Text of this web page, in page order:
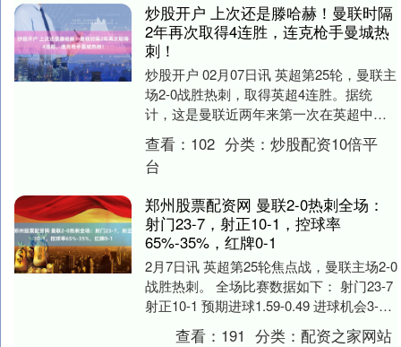
炒股开户 上次还是滕哈赫！曼联时隔
2年再次取得4连胜，连克枪手曼城热
刺！
炒股开户 02月07日讯 英超第25轮，曼联主
场2-0战胜热刺，取得英超4连胜。据统
计，这是曼联近两年来第一次在英超中取
得4连胜。 曼联上一次英超4连胜，还要
追....
查看： 102 分类： 炒股配资10倍平
台
郑州股票配资网 曼联2-0热刺全场：
射门23-7，射正10-1，控球率
65%-35%，红牌0-1
2月7日讯 英超第25轮焦点战，曼联主场2-0
战胜热刺。 全场比赛数据如下： 射门23-7
射正10-1 预期进球1.59-0.49 进球机会3-1
控球率65....
查看： 191 分类：配资之家网站